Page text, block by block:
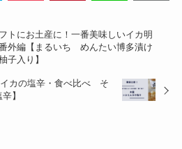
トにお土産に！一番美味しいイカ明
外編【まるいち めんたい博多漬け
子入り】
イカの塩辛・食べ比べ そ
】